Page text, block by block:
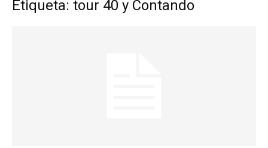
Etiqueta: tour 40 y Contando